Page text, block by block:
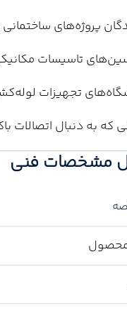
پروژه‌های ساختمانی
تاسیسات
تجهیزات
که به دنبال اتصالات
مشخصات فنی